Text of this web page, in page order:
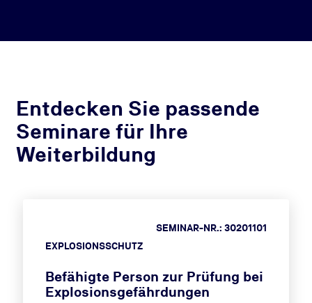
Entdecken Sie passende
Seminare für Ihre
Weiterbildung
EXPLOSIONSSCHUTZ
SEMINAR-NR.: 30201101
Befähigte Person zur Prüfung bei
Explosionsgefährdungen